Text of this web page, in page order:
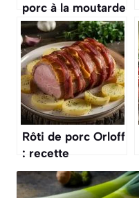
porc à la moutarde
: recette
savoureuse
Rôti de porc Orloff
: recette
savoureuse et
facile